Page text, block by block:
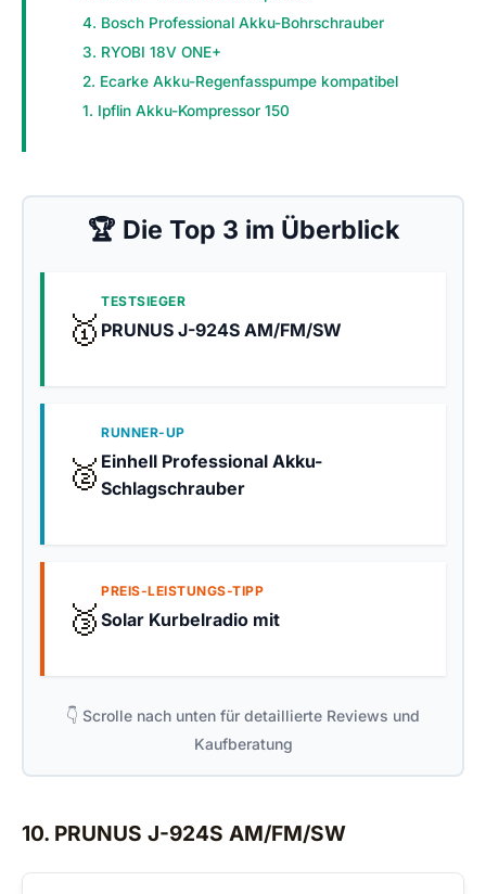
4. Bosch Professional Akku-Bohrschrauber
3. RYOBI 18V ONE+
2. Ecarke Akku-Regenfasspumpe kompatibel
1. Ipflin Akku-Kompressor 150
🏆 Die Top 3 im Überblick
🥇
TESTSIEGER
PRUNUS J-924S AM/FM/SW
🥈
RUNNER-UP
Einhell Professional Akku-
Schlagschrauber
🥉
PREIS-LEISTUNGS-TIPP
Solar Kurbelradio mit
👇 Scrolle nach unten für detaillierte Reviews und
Kaufberatung
10. PRUNUS J-924S AM/FM/SW